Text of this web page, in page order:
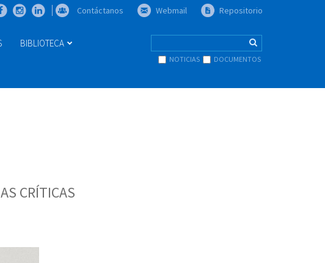
Contáctanos Webmail Repositorio
BIBLIOTECA
DOCUMENTOS
NOTICIAS
CRÍTICAS